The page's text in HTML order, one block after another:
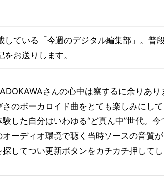
している「今週のデジタル編集部」。普
お送りします。
さんの心中は察するに余りあ
さのボーカロイド曲をとても楽しみにし
した自分はいわゆる“ど真ん中”世代。
オーディオ環境で聴く当時ソースの音質
してつい更新ボタンをカチカチ押してし